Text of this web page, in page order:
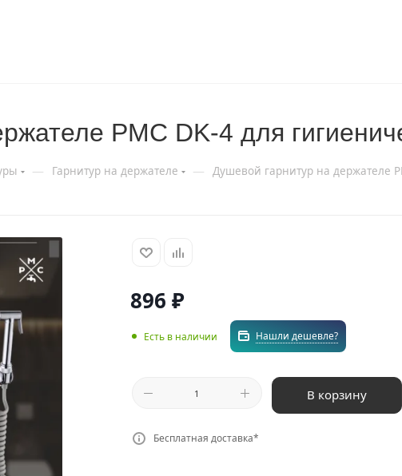
РМС DK-4 для
— Гарнитур на держателе — Душевой гарнитур на держателе
896 ₽
Есть в наличии Нашли дешевле?
В корзину
Бесплатная доставка*